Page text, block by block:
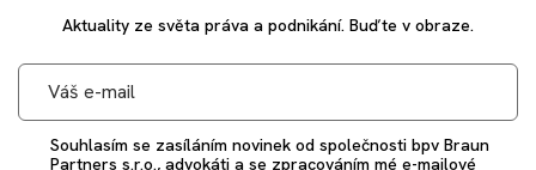
Aktuality ze světa práva a podnikání. Buďte v obraze.
Souhlasím se zasíláním novinek od společnosti bpv Braun
Partners s.r.o., advokáti a se zpracováním mé e-mailové